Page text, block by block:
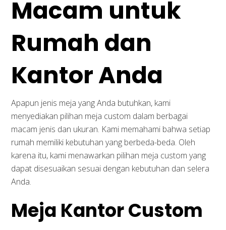
Macam untuk
Rumah dan
Kantor Anda
Apapun jenis meja yang Anda butuhkan, kami
menyediakan pilihan meja custom dalam berbagai
macam jenis dan ukuran. Kami memahami bahwa setiap
rumah memiliki kebutuhan yang berbeda-beda. Oleh
karena itu, kami menawarkan pilihan meja custom yang
dapat disesuaikan sesuai dengan kebutuhan dan selera
Anda.
Meja Kantor Custom